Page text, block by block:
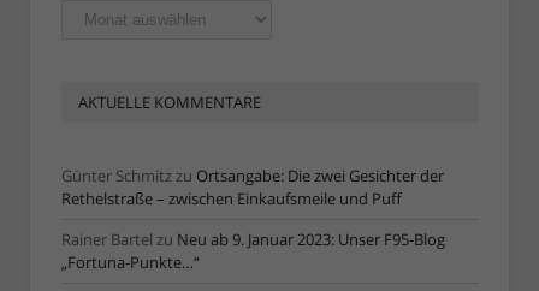
Ältere
Artikel
AKTUELLE KOMMENTARE
Günter Schmitzzu Ortsangabe: Die zwei Gesichter der
Rethelstraße – zwischen Einkaufsmeile und Puff
Rainer Bartel zu Neu ab 9. Januar 2023: Unser F95-Blog
„Fortuna-Punkte…“